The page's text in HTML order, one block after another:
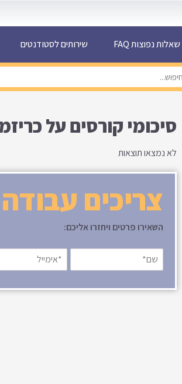
שאלות נפוצות FAQ שירותים לסטודנטים
סיכומי קורסים על
לא נמצאו תוצאות
צריכים
השאירו פרטים ויחזרו אליכם: